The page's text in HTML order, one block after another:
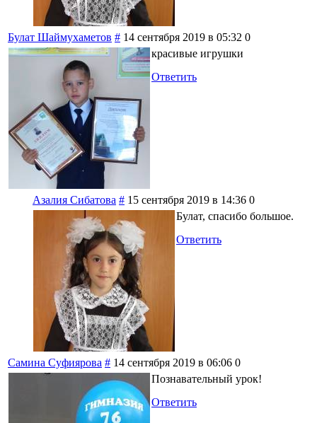
Булат Шаймухаметов # 14 сентября 2019 в 05:32 0
красивые игрушки
Ответить
Азалия Сибатова # 15 сентября 2019 в 14:36 0
Булат, спасибо большое.
Ответить
Самина Суфиярова # 14 сентября 2019 в 06:06 0
Познавательный урок!
Ответить